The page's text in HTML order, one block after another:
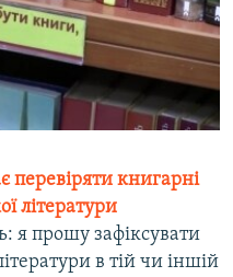
перевіряти книгарні
літератури
я прошу зафіксувати
в тій чи іншій